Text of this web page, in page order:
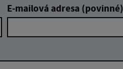
E-mailová adresa (povinné)